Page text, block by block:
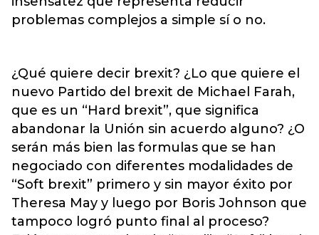
problemas complejos a simple sí o no.
¿Qué quiere decir brexit? ¿Lo que quiere el
nuevo Partido del brexit de Michael Farah,
que es un “Hard brexit”, que significa
abandonar la Unión sin acuerdo alguno? ¿O
serán más bien las formulas que se han
negociado con diferentes modalidades de
“Soft brexit” primero y sin mayor éxito por
Theresa May y luego por Boris Johnson que
tampoco logró punto final al proceso?